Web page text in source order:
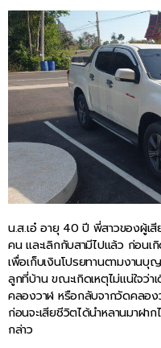
น.ส.เอ๋ อายุ 40 ปี พี่สาวของผู้เ
คน และเลิกกับสามีไปแล้ว ก่อนเ
เพื่อเก็บเงินโปรยทานตามงาน
ลูกที่บ้าน ขณะเกิดเหตุไม่แน่ใจว่า
คลองวาฬ หรือกลับจากวัดคลอง
ก่อนจะเสียชีวิตได้นำหลานมาฝา
กล่าว